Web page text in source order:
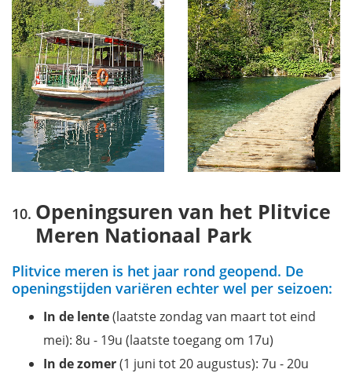
Openingsuren van het Plitvice
Meren Nationaal Park
Plitvice meren is het jaar rond geopend. De
openingstijden variëren echter wel per seizoen:
In de lente(laatste zondag van maart tot eind
mei): 8u - 19u (laatste toegang om 17u)
In de zomer(1 juni tot 20 augustus): 7u - 20u